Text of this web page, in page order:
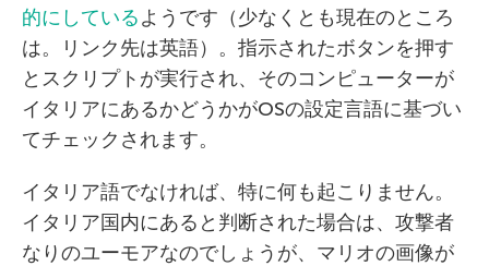
的にしているようです（少なくとも現在のところ
は。リンク先は英語）。指示されたボタンを押す
とスクリプトが実行され、そのコンピューターが
イタリアにあるかどうかがOSの設定言語に基づい
てチェックされます。
イタリア語でなければ、特に何も起こりません。
イタリア国内にあると判断された場合は、攻撃者
なりのユーモアなのでしょうが、マリオの画像が